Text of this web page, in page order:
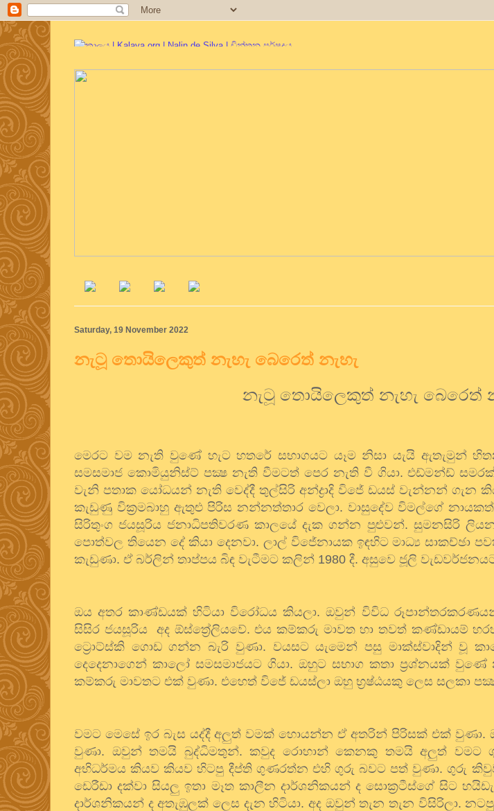
Saturday, 19 November 2022
නැටූ තොයිලෙකුත් නැහැ බෙරෙත් නැහැ
නැටූ තොයිලෙකුත් නැහැ බෙරෙත්
මෙරට වම නැති වුණේ හැට හතරේ සභාගයට යෑම නිසා යැයි ඇතැමුන්
සමසමාජ කොමියුනිස්ට් පක්‍ෂ නැති වීමටත් පෙර නැති වී ගියා.එඩ්මන්ඩ්
වැනි පතාක යෝධයන් නැති වෙද්දී තුල්සිරි අන්ද්‍රාදි විජේ ඩයස් වැන්නන් ගැන
කැඩුණු වික්‍රමබාහු ඇතුළු පිරිස නන්නත්තාර වෙලා. වාසුදේව විමල්ගේ
සිරිතුංග ජයසූරිය ජනාධිපතිවරණ කාලයේ දැක ගන්න පුළුවන්. සුමනසිරි
පොත්වල තියෙන දේ කියා දෙනවා. ලාල් විජේනායක ඉඳහිට මාධ්‍ය සාකච්ඡා
කැඩුණා. ඒ බර්ලින් තාප්පය බිඳ වැටීමට කලින් 1980 දී. අසුවෙ ජූලි
ඔය අතර කාණ්ඩයක් හිටියා විරෝධය කියලා.ඔවුන් විවිධ
සිසිර ජයසූරිය අද ඕස්ත්‍රේලියවේ.එය කම්කරු මාවත හා තවත් කණ්ඩායම්
ට්‍රොට්ස්කි ගොඩ ගන්න බැරි වුණා. වයසට යැමෙන් පසු මාක්ස්වාදින් වූ
දෙදෙනාගෙන් කාලෝ සමසමාජයට ගියා. ඔහුට සභාග කතා ප්‍රශ්නයක් වුණේ
කම්කරු මාවතට එක් වුණා. එහෙත් විජේ ඩයස්ලා ඔහු භ්‍රෂ්ඨයකු ලෙස සලකා
වමට මෙසේ ඉර බැස යද්දී අලුත් වමක් හොයන්න ඒ අතරින් පිරිසක් එක් වුණා.
වුණා. ඔවුන් තමයි බුද්ධිමතුන්.කවුද රොහාන් කෙනකු තමයි අලුත් වමට
අභිධර්මය කියව කියව හිටපු දීප්ති ගුණරත්න එහි ගුරු බවට පත් වුණා.ගුරු
ඩෙරීඩා දක්වා සියලු ඉතා මෑත කාලීන දාර්ශනිකයන් ද සොක්‍රටීස්ගේ සිට
දාර්ශනිකයන් ද අතැඹුලක් ලෙස දැන හිටියා.අද ඔවුන් තැන තැන විසිරිලා.නටපු